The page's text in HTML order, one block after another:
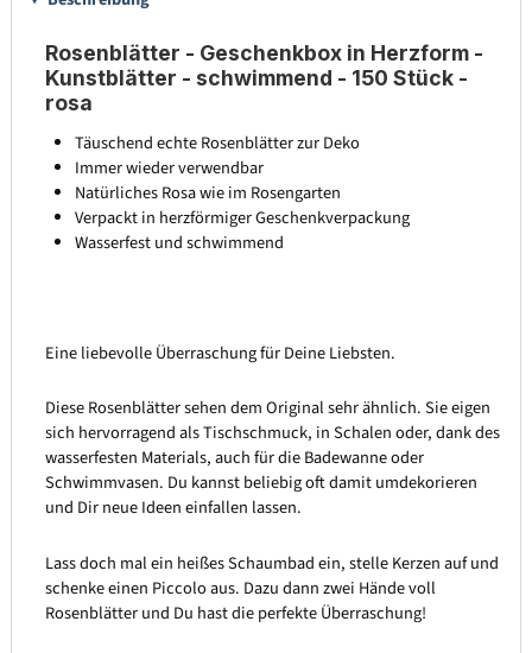
Rosenblätter - Geschenkbox in Herzform -
Kunstblätter - schwimmend - 150 Stück -
rosa
Täuschend echte Rosenblätter zur Deko
Immer wieder verwendbar
Natürliches Rosa wie im Rosengarten
Verpackt in herzförmiger Geschenkverpackung
Wasserfest und schwimmend
Eine liebevolle Überraschung für Deine Liebsten.
Diese Rosenblätter sehen dem Original sehr ähnlich. Sie eigen
sich hervorragend als Tischschmuck, in Schalen oder, dank des
wasserfesten Materials, auch für die Badewanne oder
Schwimmvasen. Du kannst beliebig oft damit umdekorieren
und Dir neue Ideen einfallen lassen.
Lass doch mal ein heißes Schaumbad ein, stelle Kerzen auf und
schenke einen Piccolo aus. Dazu dann zwei Hände voll
Rosenblätter und Du hast die perfekte Überraschung!